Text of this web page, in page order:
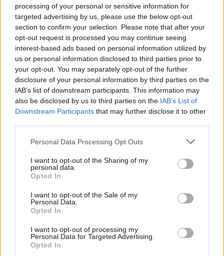
processing of your personal or sensitive information for
targeted advertising by us, please use the below opt-out
section to confirm your selection. Please note that after your
opt-out request is processed you may continue seeing
interest-based ads based on personal information utilized by
us or personal information disclosed to third parties prior to
your opt-out. You may separately opt-out of the further
disclosure of your personal information by third parties on the
IAB’s list of downstream participants. This information may
also be disclosed by us to third parties on the IAB’s List of
Downstream Participants that may further disclose it to other
Personal Data Processing Opt Outs
I want to opt-out of the Sharing of my
personal data.
Opted In
I want to opt-out of the Sale of my
Personal Data.
Opted In
I want to opt-out of processing my
Personal Data for Targeted Advertising.
Opted In
Pest megye
Fából épül Budakeszi új óvodája
Országos
Kecskeméten is szakirányú
továbbképzésekkel erősít a Gál Ferenc
Egyetem
HIRDETÉS
HIRDETÉS
HIRDETÉS